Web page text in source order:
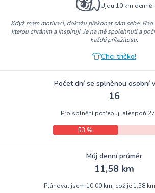
Ujdu 10 km denně
Když mám motivaci, dokážu překonat sám sebe.
kterou chráním a inspiruji. Je na mě spolehnutí a
každé příležitosti.
Chci tričko!
Počet dní se splněnou osobní
16
Pro splnění potřebuji alespoň
53 %
Můj denní průměr
11,58 km
Plánoval jsem 10,00 km, což je 1,58